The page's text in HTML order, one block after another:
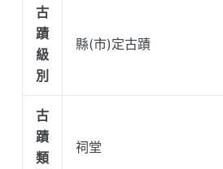
古
蹟
級
別
縣(市)定古蹟
古
蹟
類
祠堂